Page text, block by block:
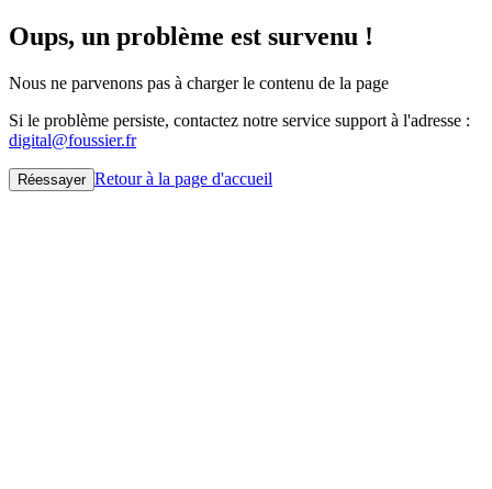
Oups, un problème est survenu !
Nous ne parvenons pas à charger le contenu de la page
Si le problème persiste, contactez notre service support à l'adresse :
digital@foussier.fr
Réessayer Retour à la page d'accueil